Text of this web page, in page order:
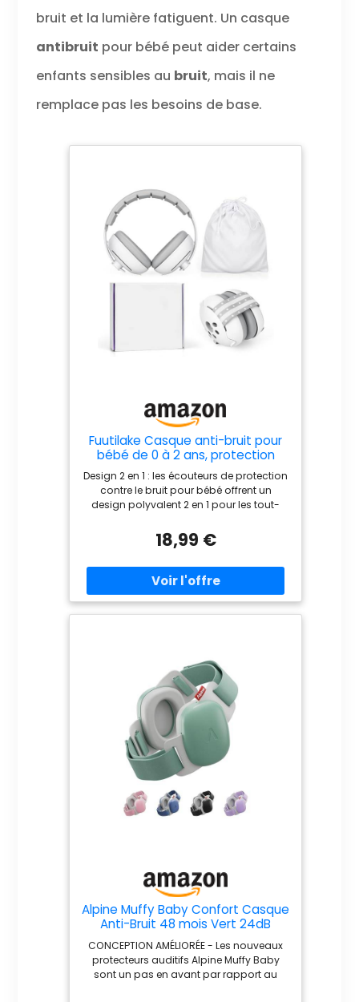
bruit et la lumière fatiguent. Un casque
antibruit pour bébé peut aider certains
enfants sensibles au bruit, mais il ne
remplace pas les besoins de base.
Fuutilake Casque anti-bruit pour
bébé de 0 à 2 ans, protection
auditive pour enfants, avec
réduction de bruit, pour le
quotidien et les événements
(Gris)
Design 2 en 1 : les écouteurs de protection
contre le bruit pour bébé offrent un
design polyvalent 2 en 1 pour les tout-
bandeau élastique et des écouteurs
traditionnels, les deux composants sont
bébé trouve le maintien parfait sans
bébé du bruit : les bruits forts peuvent être
membrane, votre bébé n'est pas exposé
à des bruits gênants pendant les
premières années de sa vie. Qu'ils
perturbent le sommeil ou nuisent à
l'audition lors d'activités mouvementées,
la protection auditive pour les bébés et
les tout-petits est essentielle. 【Pas de
pression sur la fontanelle】 Les bébés de
moins de 18 mois ont des têtes
extrêmement sensibles, car leur fontanelle
ne s'est pas encore fermée. Le casque
protection optimaux sans pression sur la
tête. Bandeau réglable : les cache-oreilles
pour tout-petits sont livrés avec un
bandeau élastique antidérapant réglable
sur trois positions. Cette fonction
empêche non seulement les cache-
oreilles de glisser dans les yeux pendant
l'utilisation, mais permet également au
18,99 €
Alpine Muffy Baby Confort Casque
Anti-Bruit 48 mois Vert 24dB
CONCEPTION AMÉLIORÉE - Les nouveaux
protecteurs auditifs Alpine Muffy Baby
sont un pas en avant par rapport au